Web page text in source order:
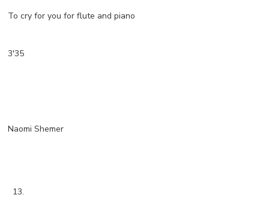
To cry for you for flute and piano
3'35
Naomi Shemer
13.